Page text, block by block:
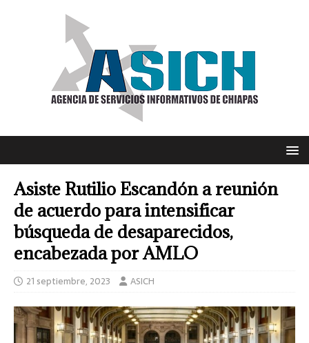
Asiste Rutilio Escandón a reunión
de acuerdo para intensificar
búsqueda de desaparecidos,
encabezada por AMLO
21 septiembre, 2023 ASICH